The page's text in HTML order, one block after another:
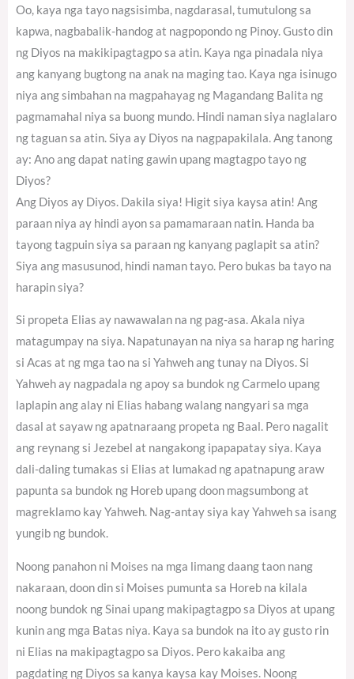
Oo, kaya nga tayo nagsisimba, nagdarasal, tumutulong sa
kapwa, nagbabalik-handog at nagpopondo ng Pinoy. Gusto din
ng Diyos na makikipagtagpo sa atin. Kaya nga pinadala niya
ang kanyang bugtong na anak na maging tao. Kaya nga isinugo
niya ang simbahan na magpahayag ng Magandang Balita ng
pagmamahal niya sa buong mundo. Hindi naman siya naglalaro
ng taguan sa atin. Siya ay Diyos na nagpapakilala. Ang tanong
ay: Ano ang dapat nating gawin upang magtagpo tayo ng
Diyos?
Ang Diyos ay Diyos. Dakila siya! Higit siya kaysa atin! Ang
paraan niya ay hindi ayon sa pamamaraan natin. Handa ba
tayong tagpuin siya sa paraan ng kanyang paglapit sa atin?
Siya ang masusunod, hindi naman tayo. Pero bukas ba tayo na
harapin siya?
Si propeta Elias ay nawawalan na ng pag-asa. Akala niya
matagumpay na siya. Napatunayan na niya sa harap ng haring
si Acas at ng mga tao na si Yahweh ang tunay na Diyos. Si
Yahweh ay nagpadala ng apoy sa bundok ng Carmelo upang
laplapin ang alay ni Elias habang walang nangyari sa mga
dasal at sayaw ng apatnaraang propeta ng Baal. Pero nagalit
ang reynang si Jezebel at nangakong ipapapatay siya. Kaya
dali-daling tumakas si Elias at lumakad ng apatnapung araw
papunta sa bundok ng Horeb upang doon magsumbong at
magreklamo kay Yahweh. Nag-antay siya kay Yahweh sa isang
yungib ng bundok.
Noong panahon ni Moises na mga limang daang taon nang
nakaraan, doon din si Moises pumunta sa Horeb na kilala
noong bundok ng Sinai upang makipagtagpo sa Diyos at upang
kunin ang mga Batas niya. Kaya sa bundok na ito ay gusto rin
ni Elias na makipagtagpo sa Diyos. Pero kakaiba ang
pagdating ng Diyos sa kanya kaysa kay Moises. Noong